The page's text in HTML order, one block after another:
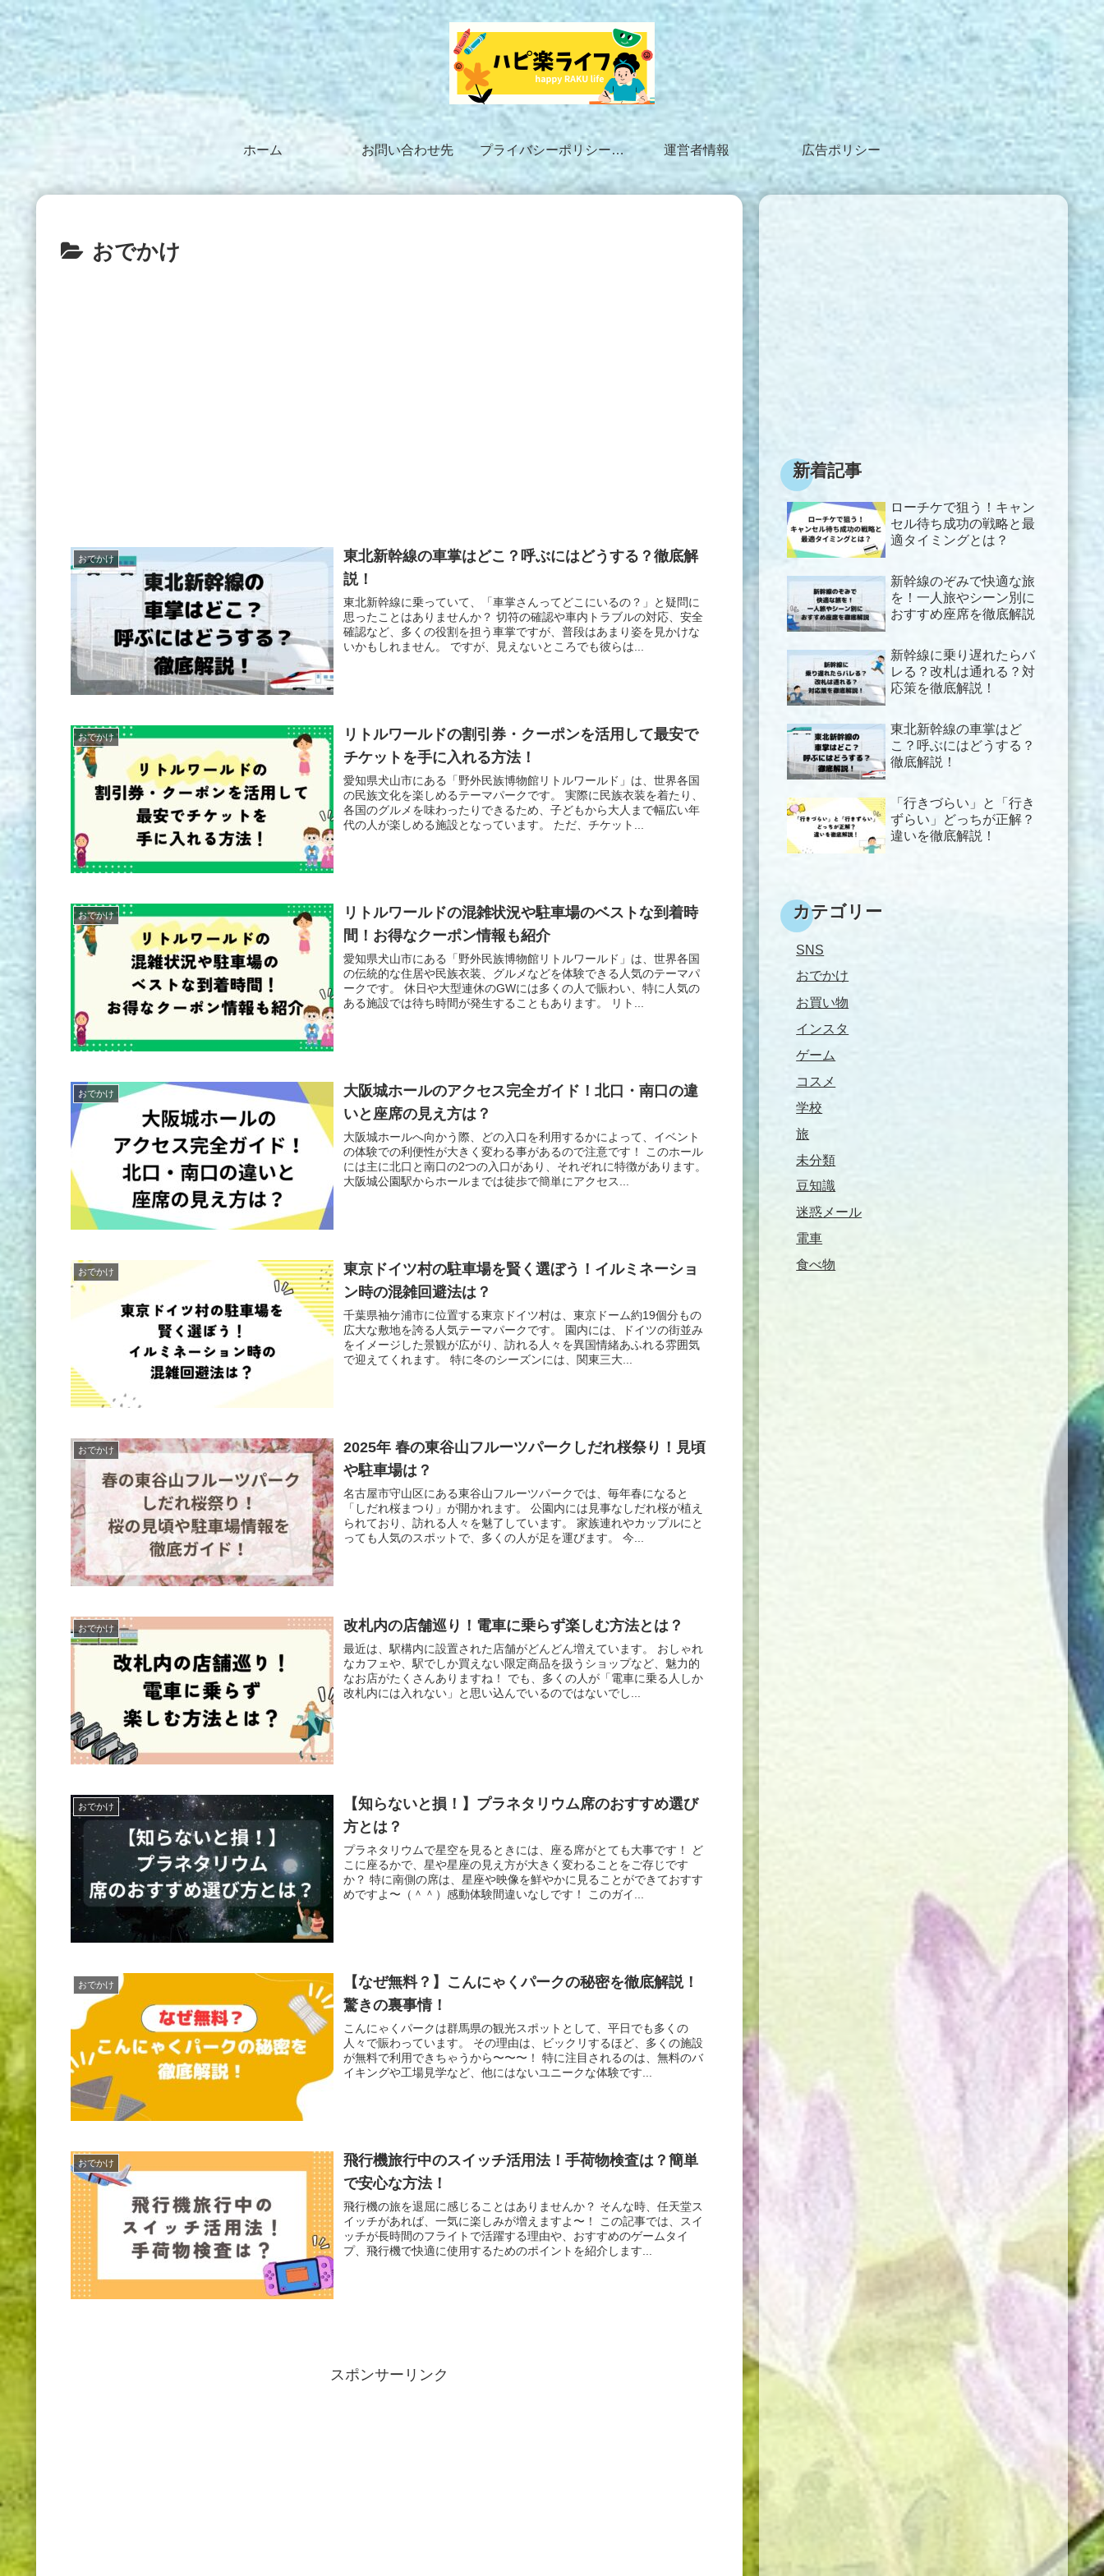
ホーム お問い合わせ先 プライバシーポリシー・免責事項 運営者情報 広告ポリシー
おでかけ
おでかけ
東北新幹線の車掌はどこ？呼ぶにはどうする？徹底解
説！
東北新幹線に乗っていて、「車掌さんってどこにいるの？」と疑問に
思ったことはありませんか？ 切符の確認や車内トラブルの対応、安全
確認など、多くの役割を担う車掌ですが、普段はあまり姿を見かけな
いかもしれません。 ですが、見えないところでも彼らは...
おでかけ
リトルワールドの割引券・クーポンを活用して最安で
チケットを手に入れる方法！
愛知県犬山市にある「野外民族博物館リトルワールド」は、世界各国
の民族文化を楽しめるテーマパークです。 実際に民族衣装を着たり、
各国のグルメを味わったりできるため、子どもから大人まで幅広い年
代の人が楽しめる施設となっています。 ただ、チケット...
おでかけ
リトルワールドの混雑状況や駐車場のベストな到着時
間！お得なクーポン情報も紹介
愛知県犬山市にある「野外民族博物館リトルワールド」は、世界各国
の伝統的な住居や民族衣装、グルメなどを体験できる人気のテーマパ
ークです。 休日や大型連休のGWには多くの人で賑わい、特に人気の
ある施設では待ち時間が発生することもあります。 リト...
おでかけ
大阪城ホールのアクセス完全ガイド！北口・南口の違
いと座席の見え方は？
大阪城ホールへ向かう際、どの入口を利用するかによって、イベント
の体験での利便性が大きく変わる事があるので注意です！ このホール
には主に北口と南口の2つの入口があり、それぞれに特徴があります。
大阪城公園駅からホールまでは徒歩で簡単にアクセス...
おでかけ
東京ドイツ村の駐車場を賢く選ぼう！イルミネーショ
ン時の混雑回避法は？
千葉県袖ケ浦市に位置する東京ドイツ村は、東京ドーム約19個分もの
広大な敷地を誇る人気テーマパークです。 園内には、ドイツの街並み
をイメージした景観が広がり、訪れる人々を異国情緒あふれる雰囲気
で迎えてくれます。 特に冬のシーズンには、関東三大...
おでかけ
2025年 春の東谷山フルーツパークしだれ桜祭り！見頃
や駐車場は？
名古屋市守山区にある東谷山フルーツパークでは、毎年春になると
「しだれ桜まつり」が開かれます。 公園内には見事なしだれ桜が植え
られており、訪れる人々を魅了しています。 家族連れやカップルにと
っても人気のスポットで、多くの人が足を運びます。 今...
おでかけ 改札内の店舗巡り！電車に乗らず楽しむ方法とは？
最近は、駅構内に設置された店舗がどんどん増えています。 おしゃれ
なカフェや、駅でしか買えない限定商品を扱うショップなど、魅力的
なお店がたくさんありますね！ でも、多くの人が「電車に乗る人しか
改札内には入れない」と思い込んでいるのではないでし...
おでかけ
【知らないと損！】プラネタリウム席のおすすめ選び
方とは？
プラネタリウムで星空を見るときには、座る席がとても大事です！ ど
こに座るかで、星や星座の見え方が大きく変わることをご存じです
か？ 特に南側の席は、星座や映像を鮮やかに見ることができておすす
めですよ〜（＾＾）感動体験間違いなしです！ このガイ...
おでかけ
【なぜ無料？】こんにゃくパークの秘密を徹底解説！
驚きの裏事情！
こんにゃくパークは群馬県の観光スポットとして、平日でも多くの
人々で賑わっています。 その理由は、ビックリするほど、多くの施設
が無料で利用できちゃうから〜〜〜！ 特に注目されるのは、無料のバ
イキングや工場見学など、他にはないユニークな体験です...
おでかけ
飛行機旅行中のスイッチ活用法！手荷物検査は？簡単
で安心な方法！
飛行機の旅を退屈に感じることはありませんか？ そんな時、任天堂ス
イッチがあれば、一気に楽しみが増えますよ〜！ この記事では、スイ
ッチが長時間のフライトで活躍する理由や、おすすめのゲームタイ
プ、飛行機で快適に使用するためのポイントを紹介します...
スポンサーリンク
新着記事
ローチケで狙う！キャン
セル待ち成功の戦略と最
適タイミングとは？
新幹線のぞみで快適な旅
を！一人旅やシーン別に
おすすめ座席を徹底解説
新幹線に乗り遅れたらバ
レる？改札は通れる？対
応策を徹底解説！
東北新幹線の車掌はど
こ？呼ぶにはどうする？
徹底解説！
「行きづらい」と「行き
ずらい」どっちが正解？
違いを徹底解説！
カテゴリー
SNS
おでかけ
お買い物
インスタ
ゲーム
コスメ
学校
旅
未分類
豆知識
迷惑メール
電車
食べ物